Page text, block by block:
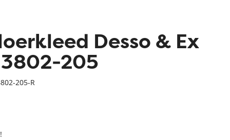
Overig
Accessoires
Xilento vloerkleden
Desso & Ex
205
205-R